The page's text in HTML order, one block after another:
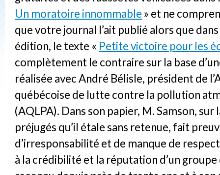
Un moratoire innommable » et ne
que votre journal l’ait publié alors que
édition, le texte « Petite victoire pour les
complètement le contraire sur la base
réalisée avec André Bélisle, président de
québécoise de lutte contre la pollution
(AQLPA). Dans son papier, M. Samson, sur
préjugés qu’il étale sans retenue, fait
d’irresponsabilité et de manque de
à la crédibilité et la réputation d’un